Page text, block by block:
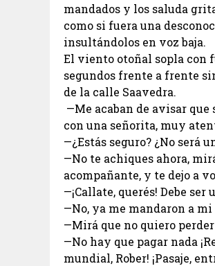
mandados y los saluda
como si fuera una
insultándolos en voz baja.
El viento otoñal sopla con
segundos frente a frente
de la calle Saavedra.
—Me acaban de avisar
con una señorita, muy
—¿Estás seguro? ¿No será
—No te achiques ahora,
acompañante, y te dejo a
—¡Callate, querés! Debe ser
—No, ya me mandaron a mi
—Mirá que no quiero
—No hay que pagar nada
mundial, Rober! ¡Pasaje,